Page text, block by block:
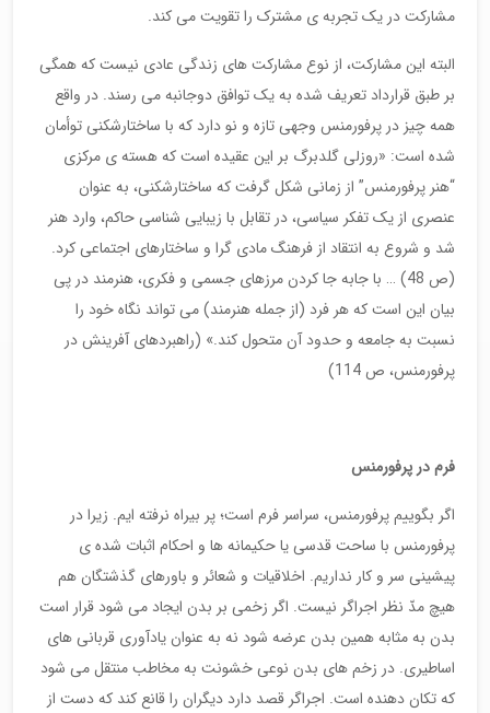
مشارکت در یک تجربه ی مشترک را تقویت می کند.
البته این مشارکت، از نوع مشارکت های زندگی عادی نیست که همگی
بر طبق قرارداد تعریف شده به یک توافق دوجانبه می رسند. در واقع
همه چیز در پرفورمنس وجهی تازه و نو دارد که با ساختارشکنی توأمان
شده است: «روزلی گلدبرگ بر این عقیده است که هسته ی مرکزی
“هنر پرفورمنس” از زمانی شکل گرفت که ساختارشکنی، به عنوان
عنصری از یک تفکر سیاسی، در تقابل با زیبایی شناسی حاکم، وارد هنر
شد و شروع به انتقاد از فرهنگ مادی گرا و ساختارهای اجتماعی کرد.
(ص 48) … با جابه جا کردن مرزهای جسمی و فکری، هنرمند در پی
بیان این است که هر فرد (از جمله هنرمند) می تواند نگاه خود را
نسبت به جامعه و حدود آن متحول کند.» (راهبردهای آفرینش در
پرفورمنس، ص 114)
فرم در پرفورمنس
اگر بگوییم پرفورمنس، سراسر فرم است؛ پر بیراه نرفته ایم. زیرا در
پرفورمنس با ساحت قدسی یا حکیمانه ها و احکام اثبات شده ی
پیشینی سر و کار نداریم. اخلاقیات و شعائر و باورهای گذشتگان هم
هیچ مدّ نظر اجراگر نیست. اگر زخمی بر بدن ایجاد می شود قرار است
بدن به مثابه همین بدن عرضه شود نه به عنوان یادآوری قربانی های
اساطیری. در زخم های بدن نوعی خشونت به مخاطب منتقل می شود
که تکان دهنده است. اجراگر قصد دارد دیگران را قانع کند که دست از